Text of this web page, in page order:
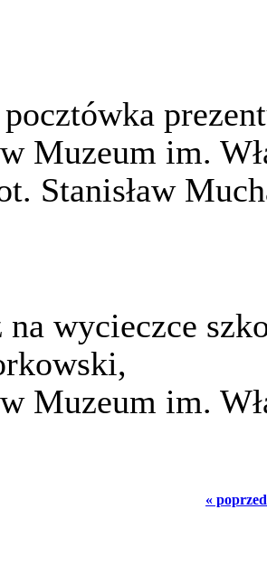
Muzeum im.
Stanisław
na wycieczce
Muzeum im.
«